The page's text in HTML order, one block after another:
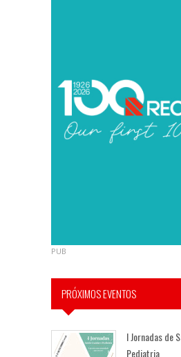
PUB
PRÓXIMOS EVENTOS
I Jornadas de
Pediatria